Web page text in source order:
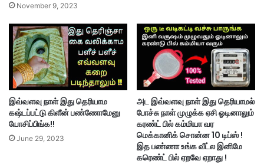
November 9, 2023
இவ்வளவு நாள் இது தெரியாம
கஷ்டப்பட்டு கிளீன் பண்ணோமேனு
யோசிப்பிங்க!!
June 29, 2023
அட இவ்வளவு நாள் இது தெரியாமல்
போச்சு நாள் முழுக்க ஏசி ஓடினாலும்
கரண்ட் பில் கம்மியா வர
மெக்கானிக் சொன்ன 10 டிப்ஸ் !
இத பண்ணா உங்க வீட்ல இனிமே
கரெண்ட் பில் ஏறவே ஏறாது !